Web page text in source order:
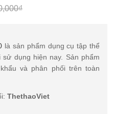
₫
là sản phẩm dụng cụ tập thể
dụng hiện nay. Sản phẩm
và phân phối trên toàn
ThethaoViet